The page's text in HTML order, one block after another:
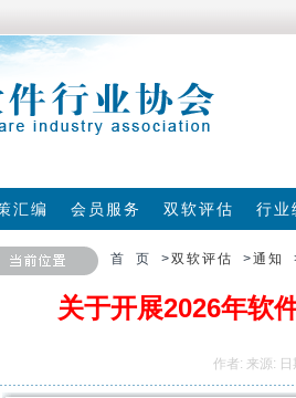
汇编 会员服务 双软评估 行业
首 页 >双软评估 >通知
关于开展2026年软
作者: 来源: